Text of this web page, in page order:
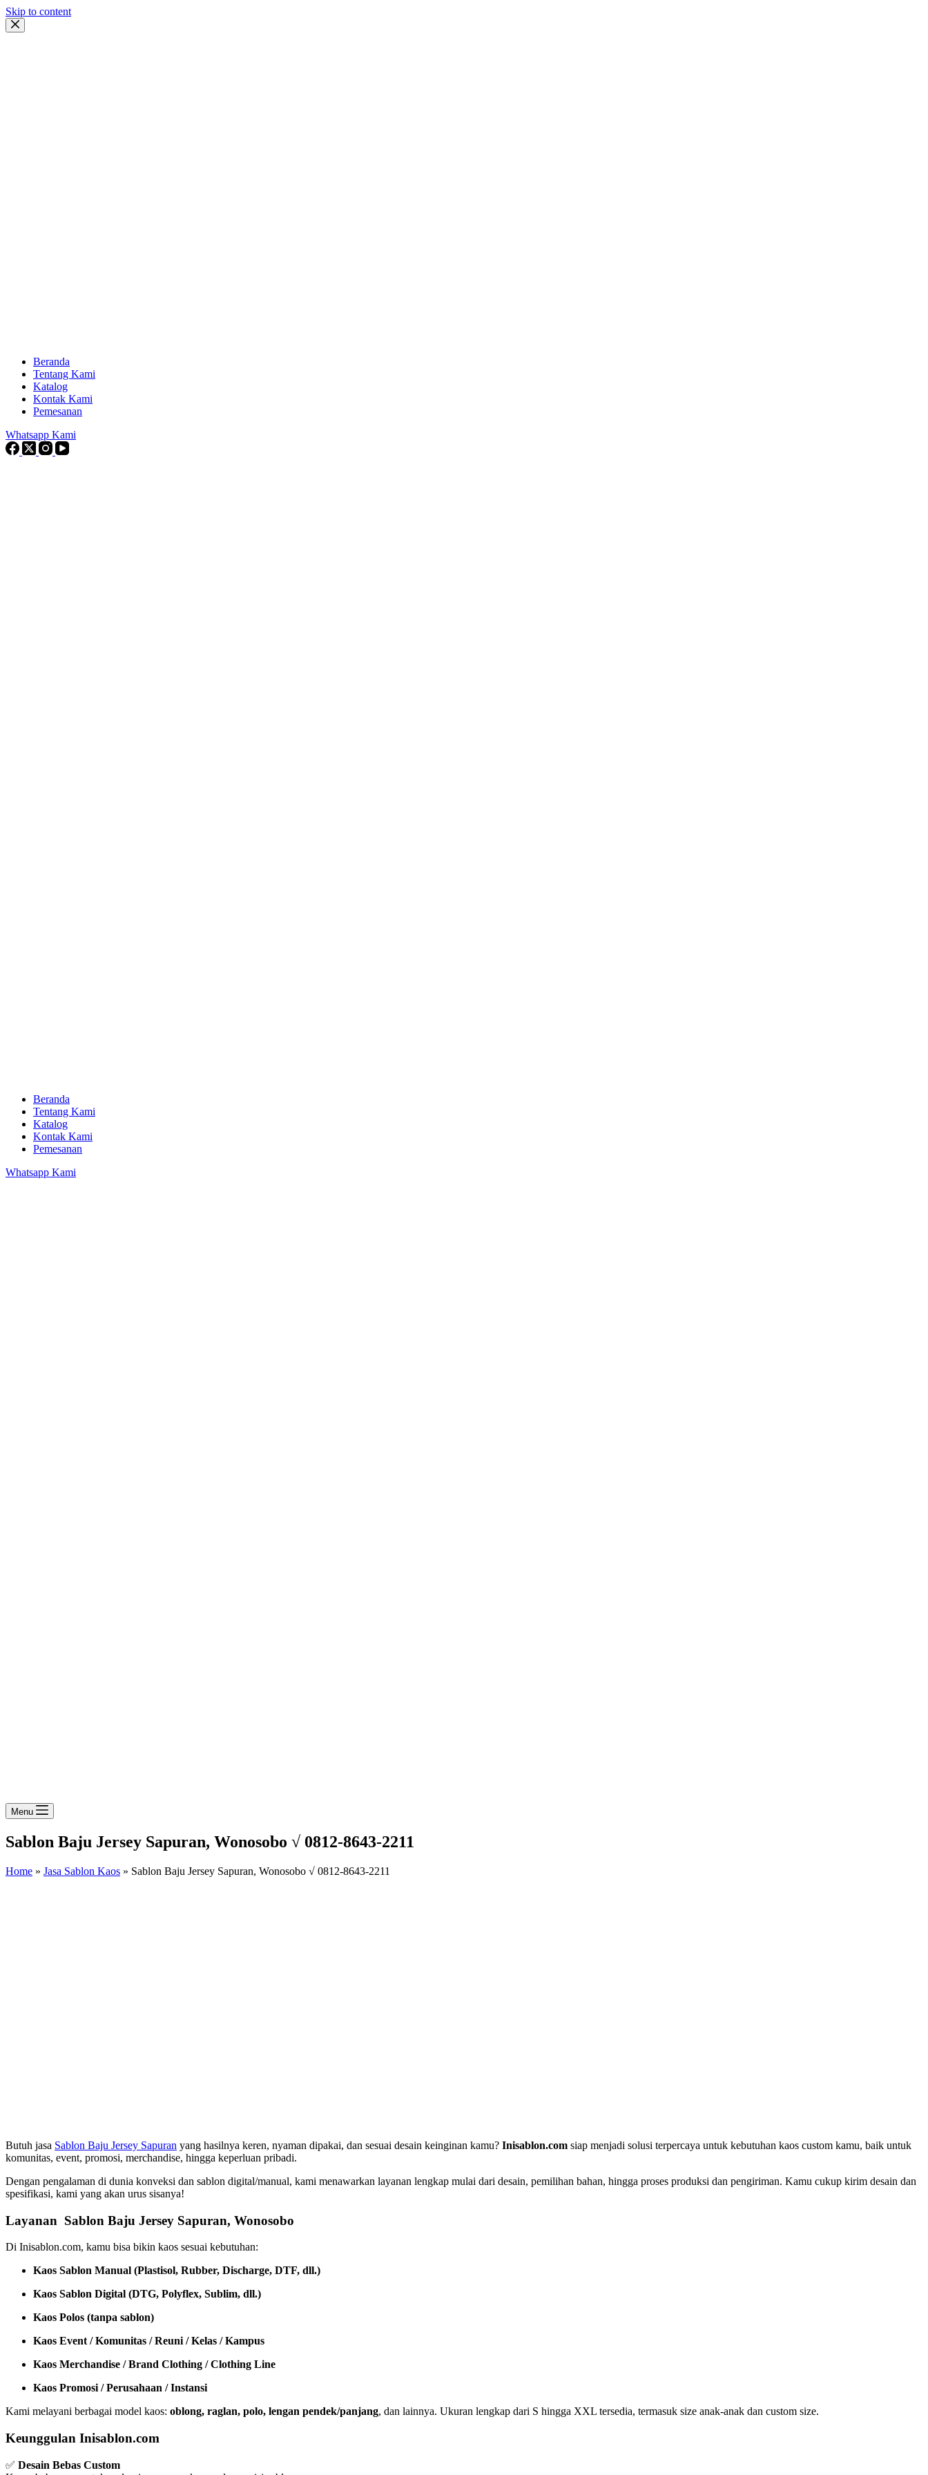
Skip to content
Beranda
Tentang Kami
Katalog
Kontak Kami
Pemesanan
Whatsapp Kami
Beranda
Tentang Kami
Katalog
Kontak Kami
Pemesanan
Whatsapp Kami
Menu
Sablon Baju Jersey Sapuran, Wonosobo √ 0812-8643-2211
Home » Jasa Sablon Kaos » Sablon Baju Jersey Sapuran, Wonosobo √ 0812-8643-2211
Butuh jasa Sablon Baju Jersey Sapuran yang hasilnya keren, nyaman dipakai, dan sesuai desain keinginan kamu? Inisablon.com siap menjadi solusi terpercaya untuk kebutuhan kaos custom kamu, baik untuk
komunitas, event, promosi, merchandise, hingga keperluan pribadi.
Dengan pengalaman di dunia konveksi dan sablon digital/manual, kami menawarkan layanan lengkap mulai dari desain, pemilihan bahan, hingga proses produksi dan pengiriman. Kamu cukup kirim desain dan
spesifikasi, kami yang akan urus sisanya!
Layanan Sablon Baju Jersey Sapuran, Wonosobo
Di Inisablon.com, kamu bisa bikin kaos sesuai kebutuhan:
Kaos Sablon Manual (Plastisol, Rubber, Discharge, DTF, dll.)
Kaos Sablon Digital (DTG, Polyflex, Sublim, dll.)
Kaos Polos (tanpa sablon)
Kaos Event / Komunitas / Reuni / Kelas / Kampus
Kaos Merchandise / Brand Clothing / Clothing Line
Kaos Promosi / Perusahaan / Instansi
Kami melayani berbagai model kaos: oblong, raglan, polo, lengan pendek/panjang, dan lainnya. Ukuran lengkap dari S hingga XXL tersedia, termasuk size anak-anak dan custom size.
Keunggulan Inisablon.com
✅ Desain Bebas Custom